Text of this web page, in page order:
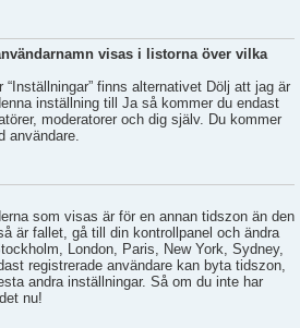
visas i listorna över vilka
“Inställningar” finns alternativet Dölj att jag är
inställning till Ja så kommer du endast
moderatorer och dig själv. Du kommer
användare.
som visas är för en annan tidszon än den
är fallet, gå till din kontrollpanel och ändra
London, Paris, New York, Sydney,
registrerade användare kan byta tidszon,
andra inställningar. Så om du inte har
nu!